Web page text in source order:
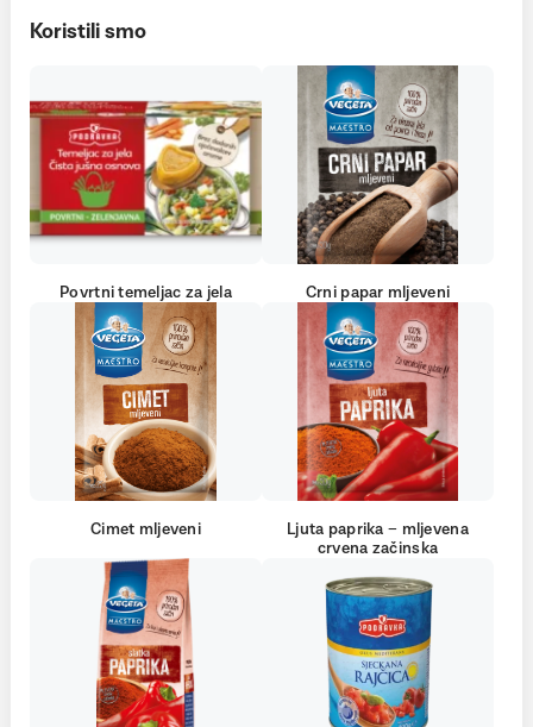
Koristili smo
Povrtni temeljac za jela Crni papar mljeveni
Cimet mljeveni
Ljuta paprika – mljevena
crvena začinska